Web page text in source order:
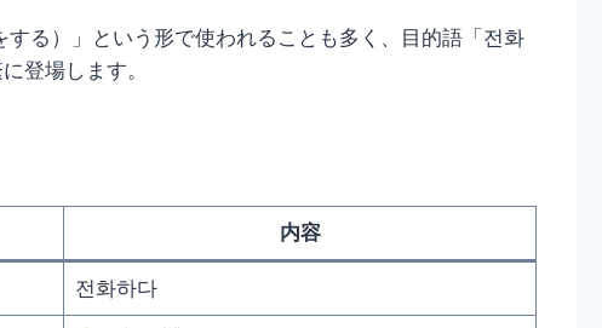
る）」という形で使われることも多く、目的語「전화
登場します。
内容
전화하다